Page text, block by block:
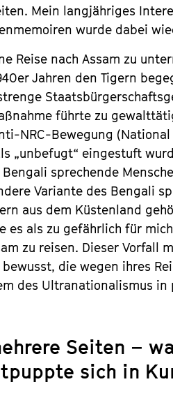
Mein langjähriges
wurde dabei
Reise nach Assam zu
Jahren den Tigern
führte zu
NRC-Bewegung
„unbefugt“ eingestuft
sprechende
Variante des Bengali
aus dem Küstenland
es als zu gefährlich für
zu reisen. Dieser Vorfall
die wegen ihres
des Ultranationalismus
Seiten –
sich in